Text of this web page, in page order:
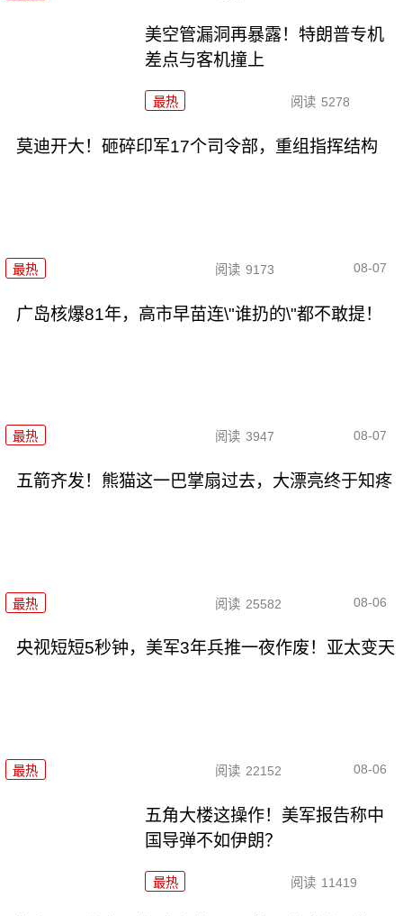
美空管漏洞再暴露！特朗普专机
差点与客机撞上
最热 阅读 5278
莫迪开大！砸碎印军17个司令部，重组指挥结构
最热 阅读 9173 08-07
广岛核爆81年，高市早苗连\"谁扔的\"都不敢提！
最热 阅读 3947 08-07
五箭齐发！熊猫这一巴掌扇过去，大漂亮终于知疼
最热 阅读 25582 08-06
央视短短5秒钟，美军3年兵推一夜作废！亚太变天
最热 阅读 22152 08-06
五角大楼这操作！美军报告称中
国导弹不如伊朗？
最热 阅读 11419